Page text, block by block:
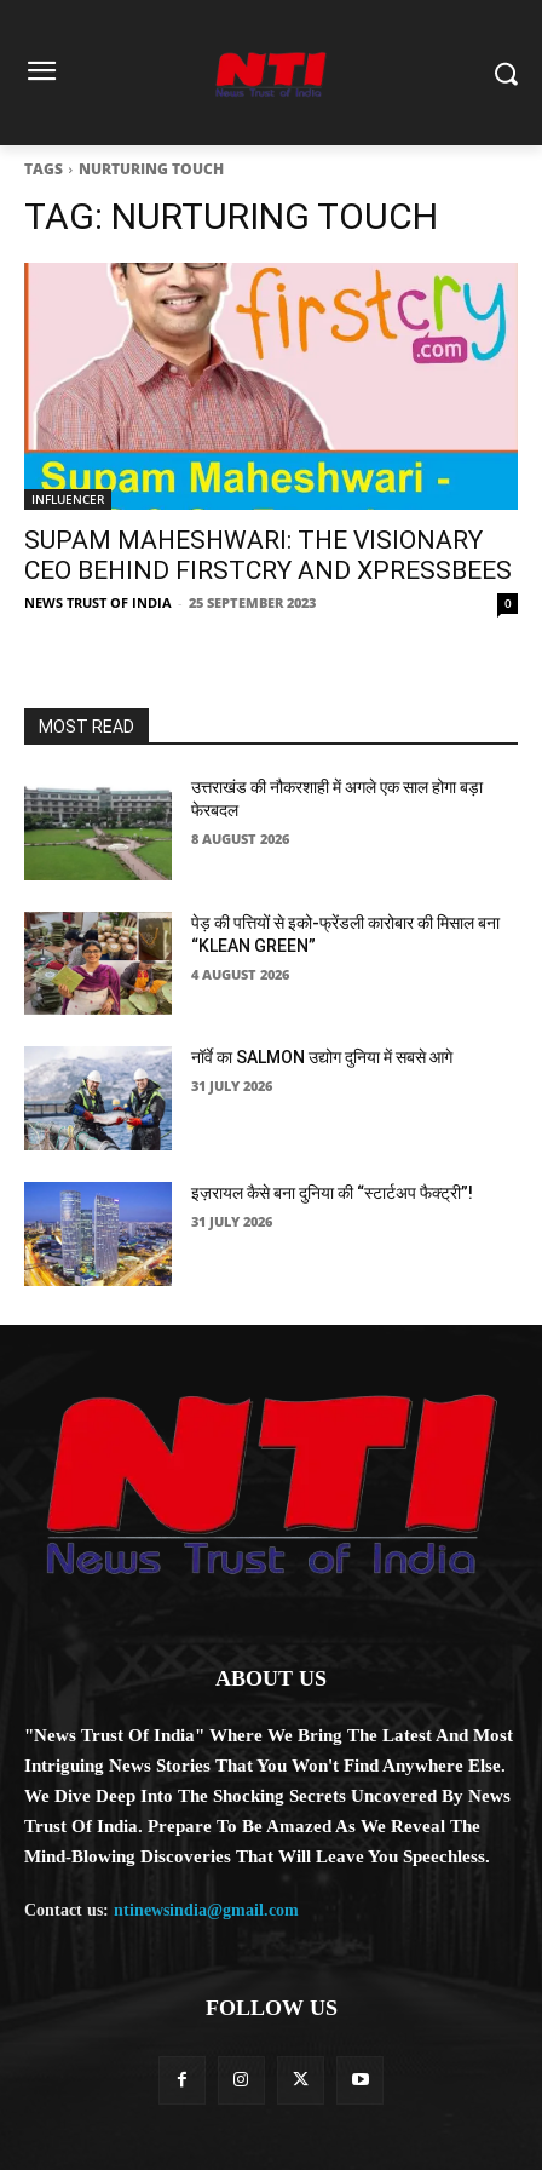
TAGS NURTURING TOUCH
TAG: NURTURING TOUCH
INFLUENCER
SUPAM MAHESHWARI: THE VISIONARY
CEO BEHIND FIRSTCRY AND XPRESSBEES
NEWS TRUST OF INDIA - 25 SEPTEMBER 2023 0
MOST READ
उत्तराखंड की नौकरशाही में अगले एक साल होगा बड़ा
फेरबदल
8 AUGUST 2026
पेड़ की पत्तियों से इको-फ्रेंडली कारोबार की मिसाल बना
“KLEAN GREEN”
4 AUGUST 2026
नॉर्वे का SALMON उद्योग दुनिया में सबसे आगे
31 JULY 2026
इज़रायल कैसे बना दुनिया की “स्टार्टअप फैक्ट्री”!
31 JULY 2026
ABOUT US
"News Trust Of India" Where We Bring The Latest And Most
Intriguing News Stories That You Won't Find Anywhere Else.
We Dive Deep Into The Shocking Secrets Uncovered By News
Trust Of India. Prepare To Be Amazed As We Reveal The
Mind-Blowing Discoveries That Will Leave You Speechless.
Contact us: ntinewsindia@gmail.com
FOLLOW US